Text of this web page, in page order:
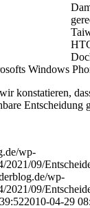
Windows
konstatieren,
Entscheidung
wp-
2021/09/
wp-
2021/09/
2010-04-29